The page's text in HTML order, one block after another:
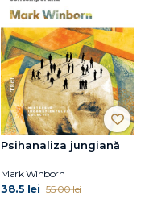
Psihanaliza jungiană
Mark Winborn
38.5 lei 55.00 lei